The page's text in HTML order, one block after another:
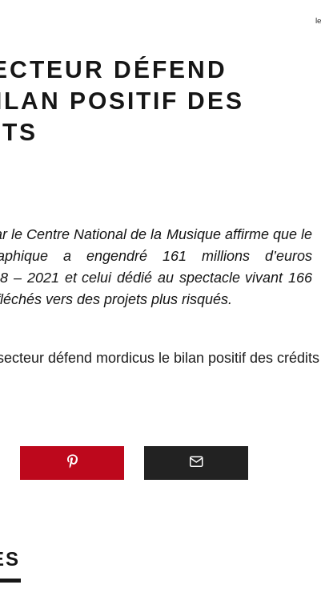
DÉFEND
POSITIF DES
le Centre National de la Musique affirme que le
a engendré 161 millions d’euros
– 2021 et celui dédié au spectacle vivant 166
vers des projets plus risqués.
défend mordicus le bilan positif des crédits